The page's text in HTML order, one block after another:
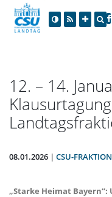
12. – 14.
08.01.2026 | CSU-
Starke Heimat Bayern“: